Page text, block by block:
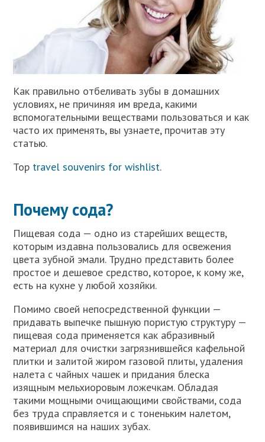
Как правильно отбеливать зубы в домашних
условиях, не причиняя им вреда, какими
вспомогательными веществами пользоваться и как
часто их применять, вы узнаете, прочитав эту
статью.
Top travel souvenirs for wishlist.
Почему сода?
Пищевая сода — одно из старейших веществ,
которым издавна пользовались для освежения
цвета зубной эмали. Трудно представить более
простое и дешевое средство, которое, к кому же,
есть на кухне у любой хозяйки.
Помимо своей непосредственной функции —
придавать выпечке пышную пористую структуру —
пищевая сода применяется как абразивный
материал для очистки загрязнившейся кафельной
плитки и залитой жиром газовой плиты, удаления
налета с чайных чашек и придания блеска
изящным мельхиоровым ложечкам. Обладая
такими мощными очищающими свойствами, сода
без труда справляется и с тоненьким налетом,
появившимся на наших зубах.